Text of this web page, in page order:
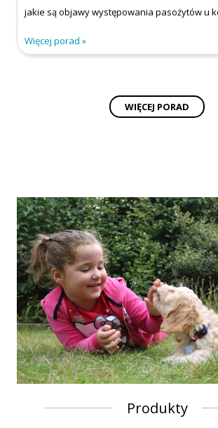
jakie są objawy występowania pasożytów u
Więcej porad
WIĘCEJ PORAD
Produkty